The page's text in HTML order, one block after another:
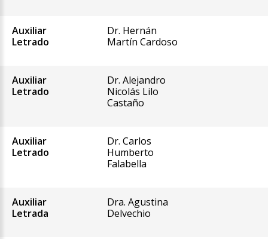
Auxiliar
Letrado
Dr. Hernán
Martín Cardoso
Auxiliar
Letrado
Dr. Alejandro
Nicolás Lilo
Castaño
Auxiliar
Letrado
Dr. Carlos
Humberto
Falabella
Auxiliar
Letrada
Dra. Agustina
Delvechio